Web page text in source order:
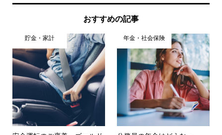
おすすめの記事
貯金・家計 年金・社会保険